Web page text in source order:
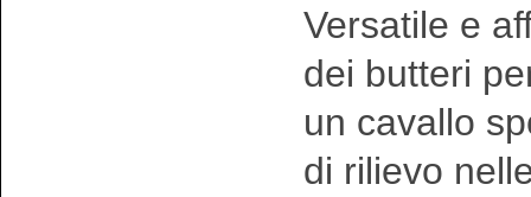
Versatile e
dei butteri
un cavallo
di rilievo